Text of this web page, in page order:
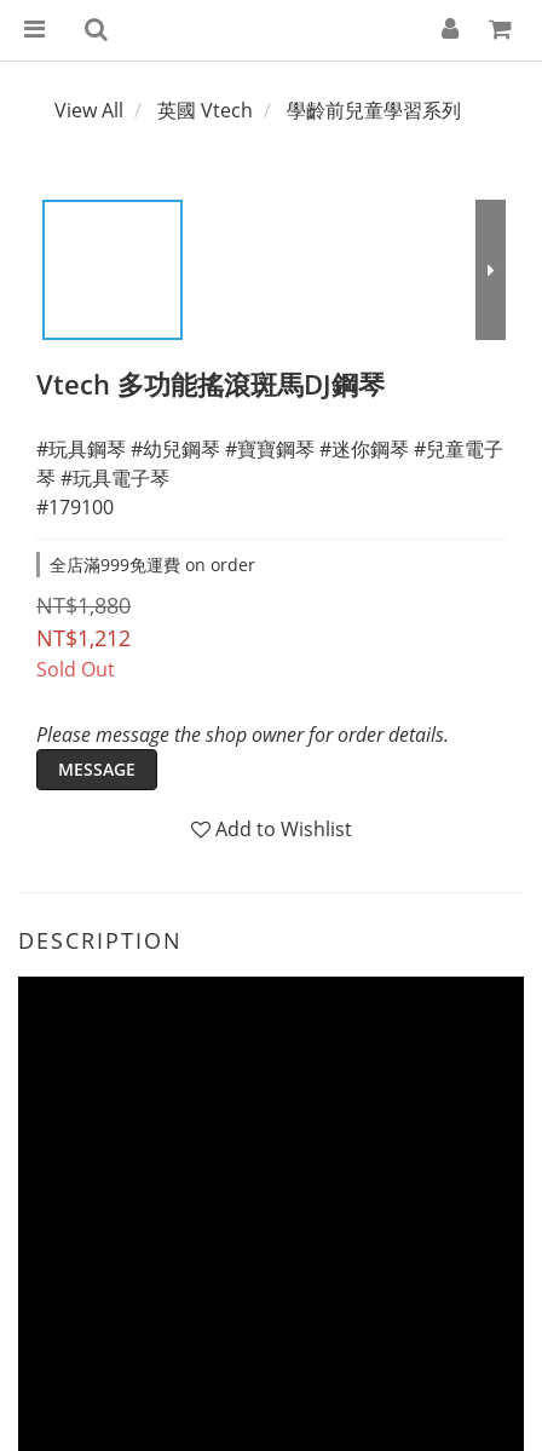
View All 英國 Vtech 學齡前兒童學習系列
Vtech 多功能搖滾斑馬DJ鋼琴
#玩具鋼琴 #幼兒鋼琴 #寶寶鋼琴 #迷你鋼琴 #兒童電子
琴 #玩具電子琴
#179100
全店滿999免運費 on order
NT$1,880
NT$1,212
Sold Out
Please message the shop owner for order details.
MESSAGE
Add to Wishlist
DESCRIPTION